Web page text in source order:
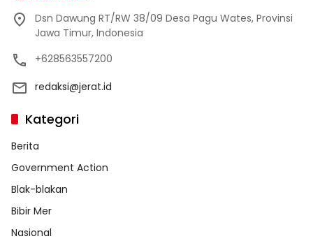
Dsn Dawung RT/RW 38/09 Desa Pagu Wates, Provinsi
Jawa Timur, Indonesia
+628563557200
redaksi@jerat.id
Kategori
Berita
Government Action
Blak-blakan
Bibir Mer
Nasional